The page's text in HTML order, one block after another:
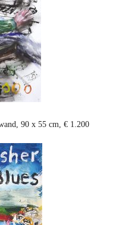
90 x 55 cm, € 1.200